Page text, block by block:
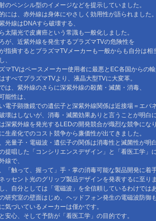
のペンシル型のイメージなどを提示していました。
には、赤外線は身体にやさしく効用性が語られました
外線はDNAすら破壊する、
太陽光で皮膚癌という常識も一般化しました。
が、近紫外線を発生するプラズマTVの危険性を
指摘するとプラズマTVメーカーも一般からも自分は相
、
マTVはペースメーカー使用者に最悪とEC各国からの
すべてプラズマTVより、液晶大型TVに大変革。
は、紫外線のさらに深紫外線の殺菌・滅菌・消毒、
能性は、
電子顕微鏡での遺伝子と深紫外線関係は近接場＝エバ
壊はしないが、消毒・滅菌効果ありと言うことが明白
深紫外線を発光するLEDの開発競合が熾烈な競争にな
生産化でのコスト競争から廉価性が出てきました。
光量子・電磁波・遺伝子の関係は消毒性と滅菌性が明
提唱した「コンシリエンスデザイン」と「看医工学」
線で、
「触って、握って」手・掌の消毒可能な製品開発に着
ッセント光のグリップ製品デザインを発表するに至り
、自分としては「電磁波」を全信頼しているわけでは
研究室の壁面はじめ、ヘッドフォン発生の電磁波防御
気づいているメーカーは僅かです。
安心、そして予防が「看医工学」の目的です。